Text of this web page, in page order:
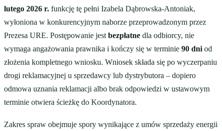
lutego 2026 r. funkcję tę pełni Izabela Dąbrowska-Antoniak,
wyłoniona w konkurencyjnym naborze przeprowadzonym przez
Prezesa URE. Postępowanie jest bezpłatne dla odbiorcy, nie
wymaga angażowania prawnika i kończy się w terminie 90 dni od
złożenia kompletnego wniosku. Wniosek składa się po wyczerpaniu
drogi reklamacyjnej u sprzedawcy lub dystrybutora – dopiero
odmowa uznania reklamacji albo brak odpowiedzi w ustawowym
terminie otwiera ścieżkę do Koordynatora.
Zakres spraw obejmuje spory wynikające z umów sprzedaży energii